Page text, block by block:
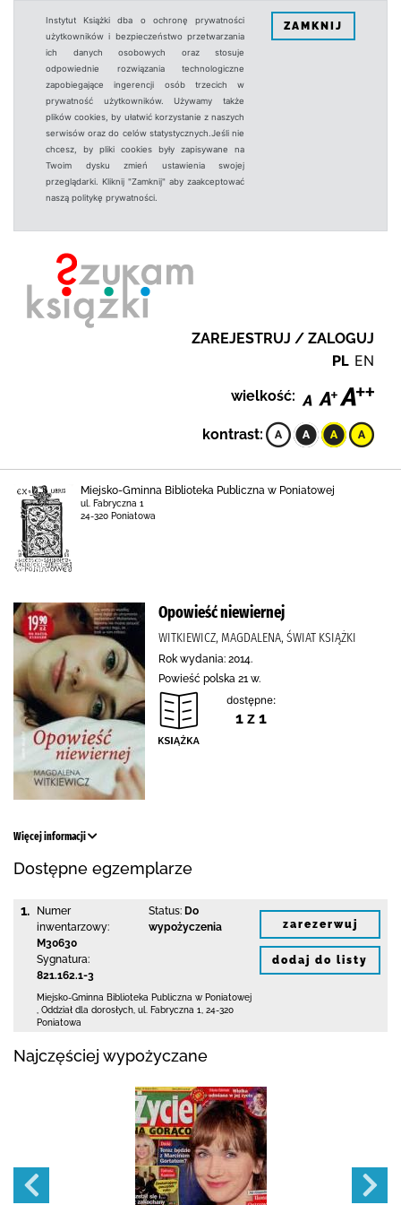
Instytut Książki dba o ochronę prywatności
użytkowników i bezpieczeństwo przetwarzania
ich danych osobowych oraz stosuje
odpowiednie rozwiązania technologiczne
zapobiegające ingerencji osób trzecich w
prywatność użytkowników. Używamy także
plików cookies, by ułatwić korzystanie z naszych
serwisów oraz do celów statystycznych.Jeśli nie
chcesz, by pliki cookies były zapisywane na
Twoim dysku zmień ustawienia swojej
przeglądarki. Kliknij "Zamknij" aby zaakceptować
naszą politykę prywatności.
ZAMKNIJ
ZAREJESTRUJ / ZALOGUJ
PL EN
wielkość:
kontrast:
Miejsko-Gminna Biblioteka Publiczna w Poniatowej
ul. Fabryczna 1
24-320 Poniatowa
Opowieść niewiernej
WITKIEWICZ, MAGDALENA, ŚWIAT KSIĄŻKI
Rok wydania: 2014.
Powieść polska 21 w.
dostępne:
1 z 1
Więcej informacji
Dostępne egzemplarze
1.
Numer
inwentarzowy:
M30630
Sygnatura:
821.162.1-3
Status: Do
wypożyczenia
Miejsko-Gminna Biblioteka Publiczna w Poniatowej
Oddział dla dorosłych, ul. Fabryczna 1
24-320
Poniatowa
zarezerwuj
dodaj do listy
Najczęściej wypożyczane